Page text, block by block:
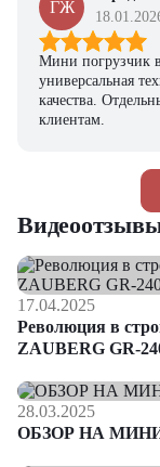
ГЖ
Мини погрузчик
универсальная
качества.
клиентам.
17.04.2025
Революция в
ZAUBERG GR-
28.03.2025
ОБЗОР НА